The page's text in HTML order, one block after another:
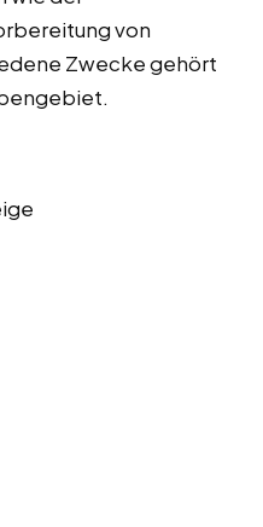
von
Zwecke gehört